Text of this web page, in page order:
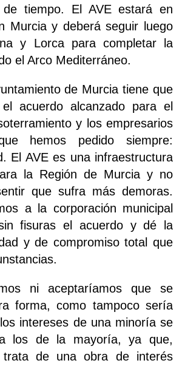
de tiempo. El AVE estará en
Murcia y deberá seguir luego
y Lorca para completar la
el Arco Mediterráneo.
de Murcia tiene que
acuerdo alcanzado para el
y los empresarios
hemos pedido siempre:
El AVE es una infraestructura
la Región de Murcia y no
que sufra más demoras.
a la corporación municipal
fisuras el acuerdo y dé la
y de compromiso total que
ni aceptaríamos que se
forma, como tampoco sería
intereses de una minoría se
a los de la mayoría, ya que,
trata de una obra de interés